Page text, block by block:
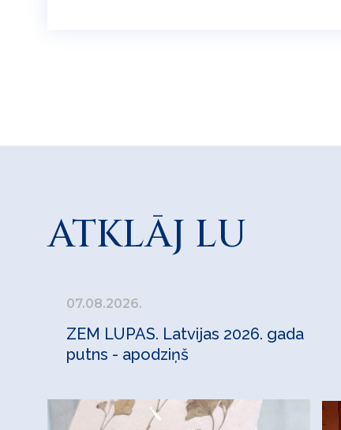
ATKLĀJ LU
07.08.2026.
ZEM LUPAS. Latvijas 2026. gada
putns - apodziņš